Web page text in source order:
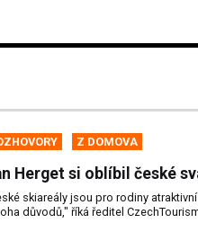
Z DOMOVA
Herget si oblíbil české
skiareály jsou pro rodiny
důvodů," říká ředitel